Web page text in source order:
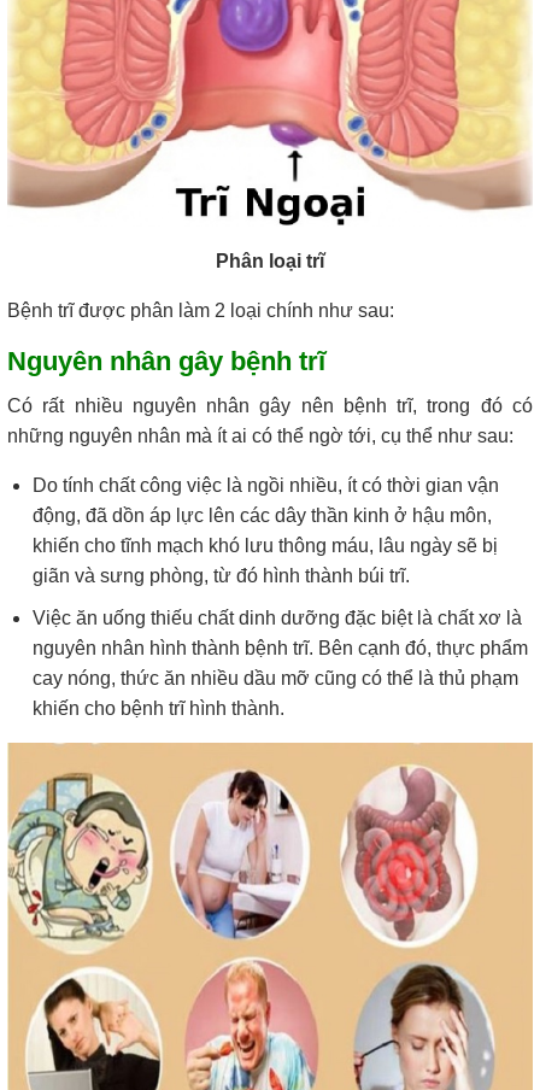
Phân loại trĩ
Bệnh trĩ được phân làm 2 loại chính như sau:
Nguyên nhân gây bệnh trĩ
Có rất nhiều nguyên nhân gây nên bệnh trĩ, trong đó có
những nguyên nhân mà ít ai có thể ngờ tới, cụ thể như sau:
Do tính chất công việc là ngồi nhiều, ít có thời gian vận
động, đã dồn áp lực lên các dây thần kinh ở hậu môn,
khiến cho tĩnh mạch khó lưu thông máu, lâu ngày sẽ bị
giãn và sưng phòng, từ đó hình thành búi trĩ.
Việc ăn uống thiếu chất dinh dưỡng đặc biệt là chất xơ là
nguyên nhân hình thành bệnh trĩ. Bên cạnh đó, thực phẩm
cay nóng, thức ăn nhiều dầu mỡ cũng có thể là thủ phạm
khiến cho bệnh trĩ hình thành.